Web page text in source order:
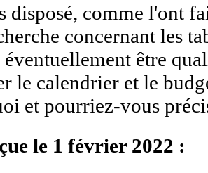
disposé, comme l'ont
concernant les
être
le calendrier et le
et pourriez-vous
le 1 février 2022 :